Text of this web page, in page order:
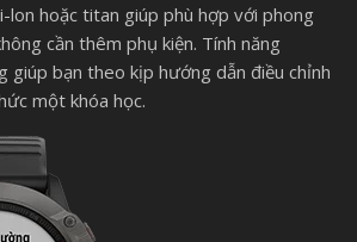
lon hoặc titan giúp phù hợp với phong
cần thêm phụ kiện. Tính năng
giúp bạn theo kịp hướng dẫn điều chỉnh
một khóa học.